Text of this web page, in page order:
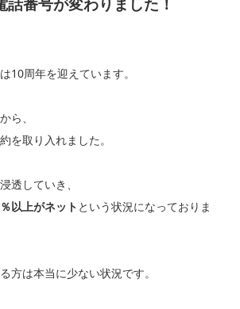
10周年を迎えています。
ら、
を取り入れました。
透していき、
以上がネット という状況になっておりま
方は本当に少ない状況です。